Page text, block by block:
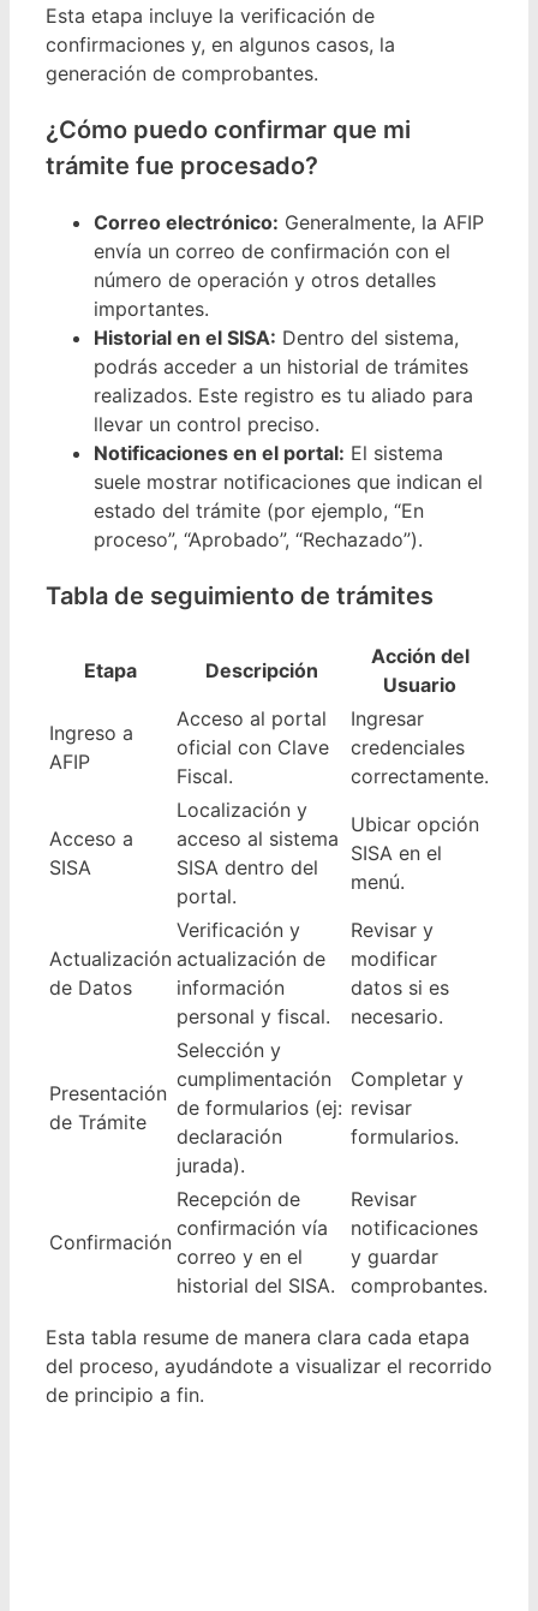
Esta etapa incluye la verificación de
confirmaciones y, en algunos casos, la
generación de comprobantes.
¿Cómo puedo confirmar que mi
trámite fue procesado?
Correo electrónico: Generalmente, la AFIP
envía un correo de confirmación con el
número de operación y otros detalles
importantes.
Historial en el SISA: Dentro del sistema,
podrás acceder a un historial de trámites
realizados. Este registro es tu aliado para
llevar un control preciso.
Notificaciones en el portal: El sistema
suele mostrar notificaciones que indican el
estado del trámite (por ejemplo, “En
proceso”, “Aprobado”, “Rechazado”).
Tabla de seguimiento de trámites
Etapa Descripción
Acción del
Usuario
Ingreso a
AFIP
Acceso al portal
oficial con Clave
Fiscal.
Ingresar
credenciales
correctamente.
Acceso a
SISA
Localización y
acceso al sistema
SISA dentro del
portal.
Ubicar opción
SISA en el
menú.
Actualización
de Datos
Verificación y
actualización de
información
personal y fiscal.
Revisar y
modificar
datos si es
necesario.
Presentación
de Trámite
Selección y
cumplimentación
de formularios (ej:
declaración
jurada).
Completar y
revisar
formularios.
Confirmación
Recepción de
confirmación vía
correo y en el
historial del SISA.
Revisar
notificaciones
y guardar
comprobantes.
Esta tabla resume de manera clara cada etapa
del proceso, ayudándote a visualizar el recorrido
de principio a fin.